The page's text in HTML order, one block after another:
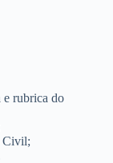
e rubrica do
Civil;